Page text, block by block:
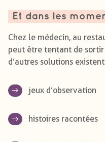
Et dans les
Chez le médecin, au
peut être tentant de
d’autres solutions
jeux d’observation
histoires racontées